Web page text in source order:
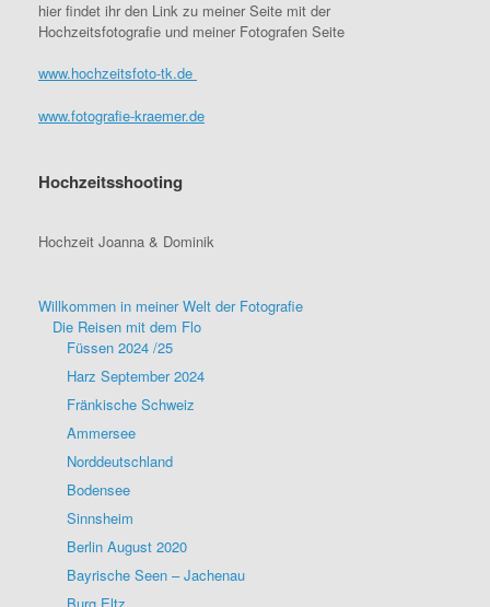
hier findet ihr den Link zu meiner Seite mit der
Hochzeitsfotografie und meiner Fotografen Seite
www.hochzeitsfoto-tk.de
www.fotografie-kraemer.de
Hochzeitsshooting
Hochzeit Joanna & Dominik
Willkommen in meiner Welt der Fotografie
Die Reisen mit dem Flo
Füssen 2024 /25
Harz September 2024
Fränkische Schweiz
Ammersee
Norddeutschland
Bodensee
Sinnsheim
Berlin August 2020
Bayrische Seen – Jachenau
Burg Eltz